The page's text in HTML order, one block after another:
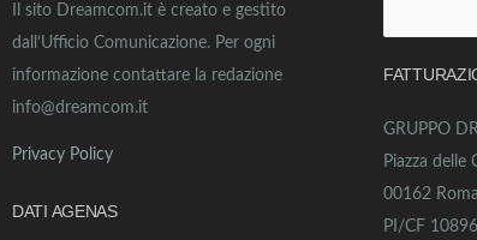
Il sito Dreamcom.it è creato e gestito
dall’Ufficio Comunicazione. Per ogni
informazione contattare la redazione
info@dreamcom.it
Privacy Policy
DATI AGENAS
per:
GRUPPO
Piazza delle
00162 Roma
PI/CF